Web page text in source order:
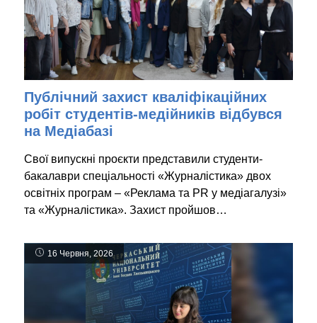
Публічний захист кваліфікаційних
робіт студентів-медійників відбувся
на Медіабазі
Свої випускні проєкти представили студенти-
бакалаври спеціальності «Журналістика» двох
освітніх програм – «Реклама та PR у медіагалузі»
та «Журналістика». Захист пройшов…
16 Червня, 2026